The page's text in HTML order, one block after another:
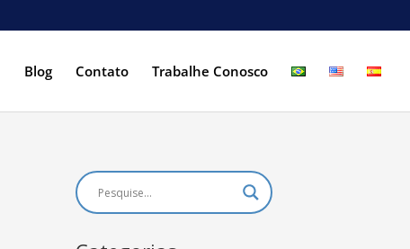
Blog Contato Trabalhe Conosco